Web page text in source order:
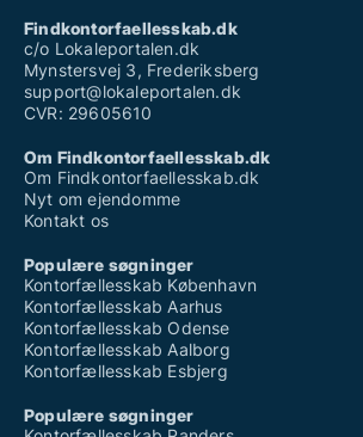
Findkontorfaellesskab.dk
c/o Lokaleportalen.dk
Mynstersvej 3, Frederiksberg
support@lokaleportalen.dk
CVR: 29605610
Om Findkontorfaellesskab.dk
Om Findkontorfaellesskab.dk
Nyt om ejendomme
Kontakt os
Populære søgninger
Kontorfællesskab København
Kontorfællesskab Aarhus
Kontorfællesskab Odense
Kontorfællesskab Aalborg
Kontorfællesskab Esbjerg
Populære søgninger